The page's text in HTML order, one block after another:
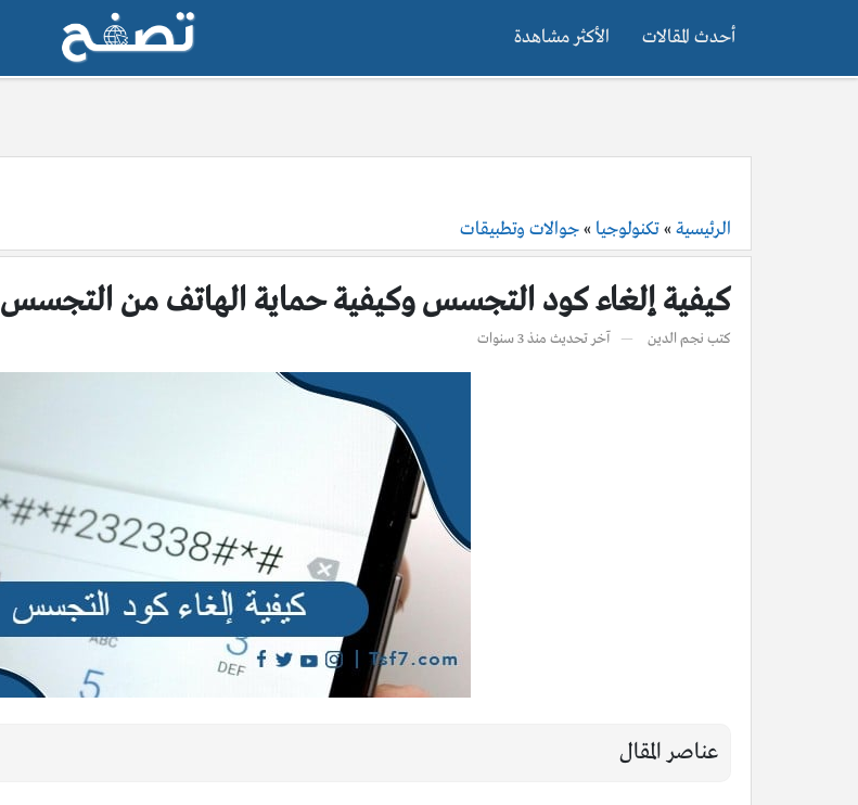
أحدث المقالات الأكثر مشاهدة
الرئيسية »تكنولوجيا »جوالات وتطبيقات
كيفية إلغاء كود التجسس وكيفية حماية الهاتف من التجسس
كتب نجم الدين آخر تحديث منذ 3 سنوات
عناصر المقال